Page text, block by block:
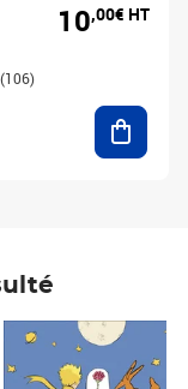
(106)
10,00€ HT
HT